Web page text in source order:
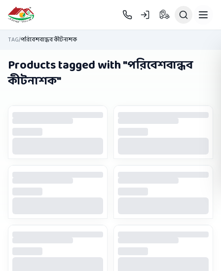
Skip to main content
TAG/পরিবেশবান্ধব কীটনাশক
Products tagged with "পরিবেশবান্ধব
কীটনাশক"